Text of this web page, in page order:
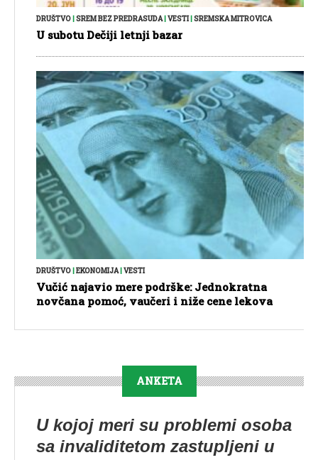
DRUŠTVO|SREM BEZ PREDRASUDA|VESTI|SREMSKA MITROVICA
U subotu Dečiji letnji bazar
DRUŠTVO EKONOMIJA| VESTI
Vučić najavio mere podrške: Jednokratna
novčana pomoć, vaučeri i niže cene lekova
ANKETA
U kojoj meri su problemi osoba
sa invaliditetom zastupljeni u